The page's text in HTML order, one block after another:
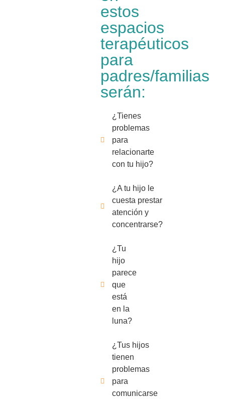
estos
espacios
terapéuticos
para
padres/familias
serán:
¿Tienes
problemas
para
relacionarte
con tu hijo?
¿A tu hijo le
cuesta prestar
atención y
concentrarse?
¿Tu
hijo
parece
que
está
en la
luna?
¿Tus hijos
tienen
problemas
para
comunicarse